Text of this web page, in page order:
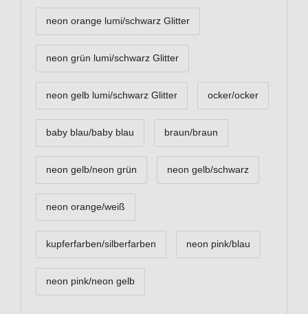
neon orange lumi/schwarz Glitter
neon grün lumi/schwarz Glitter
neon gelb lumi/schwarz Glitter ocker/ocker
baby blau/baby blau braun/braun
neon gelb/neon grün neon gelb/schwarz
neon orange/weiß
kupferfarben/silberfarben neon pink/blau
neon pink/neon gelb